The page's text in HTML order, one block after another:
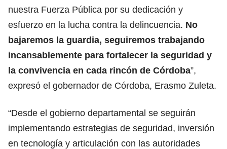
nuestra Fuerza Pública por su dedicación y
esfuerzo en la lucha contra la delincuencia. No
bajaremos la guardia, seguiremos trabajando
incansablemente para fortalecer la seguridad y
la convivencia en cada rincón de Córdoba”,
expresó el gobernador de Córdoba, Erasmo Zuleta.
“Desde el gobierno departamental se seguirán
implementando estrategias de seguridad, inversión
en tecnología y articulación con las autoridades